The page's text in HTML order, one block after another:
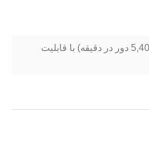
500 گیگابایت (5,400 دور در دقیقه) با قابلیت